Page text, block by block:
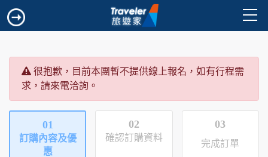
很抱歉，目前本團暫不提供線上報名，如有行程需
求，請來電洽詢。
01
訂購內容及優
惠
02
確認訂購資料
03
完成訂單